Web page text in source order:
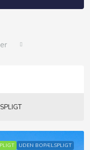
UDEN BOPÆLSPLIGT